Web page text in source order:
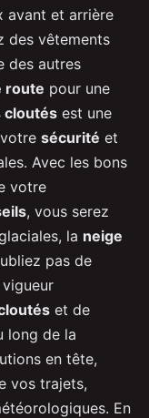
avant et arrière
des vêtements
des autres
route pour une
cloutés est une
sécurité et
Avec les bons
votre
, vous serez
la neige
pas de
et de
long de la
en tête,
vos trajets,
En